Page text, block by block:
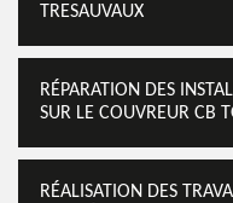
TRESAUVAUX
RÉPARATION DES
SUR LE COUVREUR CB
RÉALISATION DES